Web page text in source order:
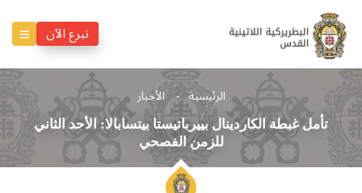
تبرع الآن
الرئيسية الأخبار
تأمل غبطة الكاردينال بييرباتيستا بيتسابالا: الأحد الثاني
للزمن الفصحي